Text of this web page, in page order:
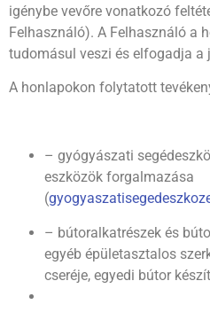
igénybe vevőre vonatkozó
Felhasználó). A Felhasználó a
tudomásul veszi és elfogadja a
A honlapokon folytatott
– gyógyászati
eszközök forgalmazása
(
– bútoralkatrészek és
egyéb épületasztalos
cseréje, egyedi bútor